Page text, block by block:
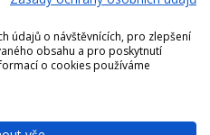
údajů o návštěvnících, pro zlepšení
obsahu a pro poskytnutí
o cookies používáme